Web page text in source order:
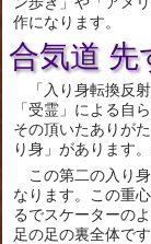
作になります。
合気道 先
「入り身転換反
「受霊」による自
その頂いたありが
り身」があります
この第二の入り
なります。この重
るでスケーターの
足の足の裏全体で